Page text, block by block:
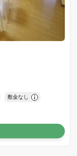
敷金なし